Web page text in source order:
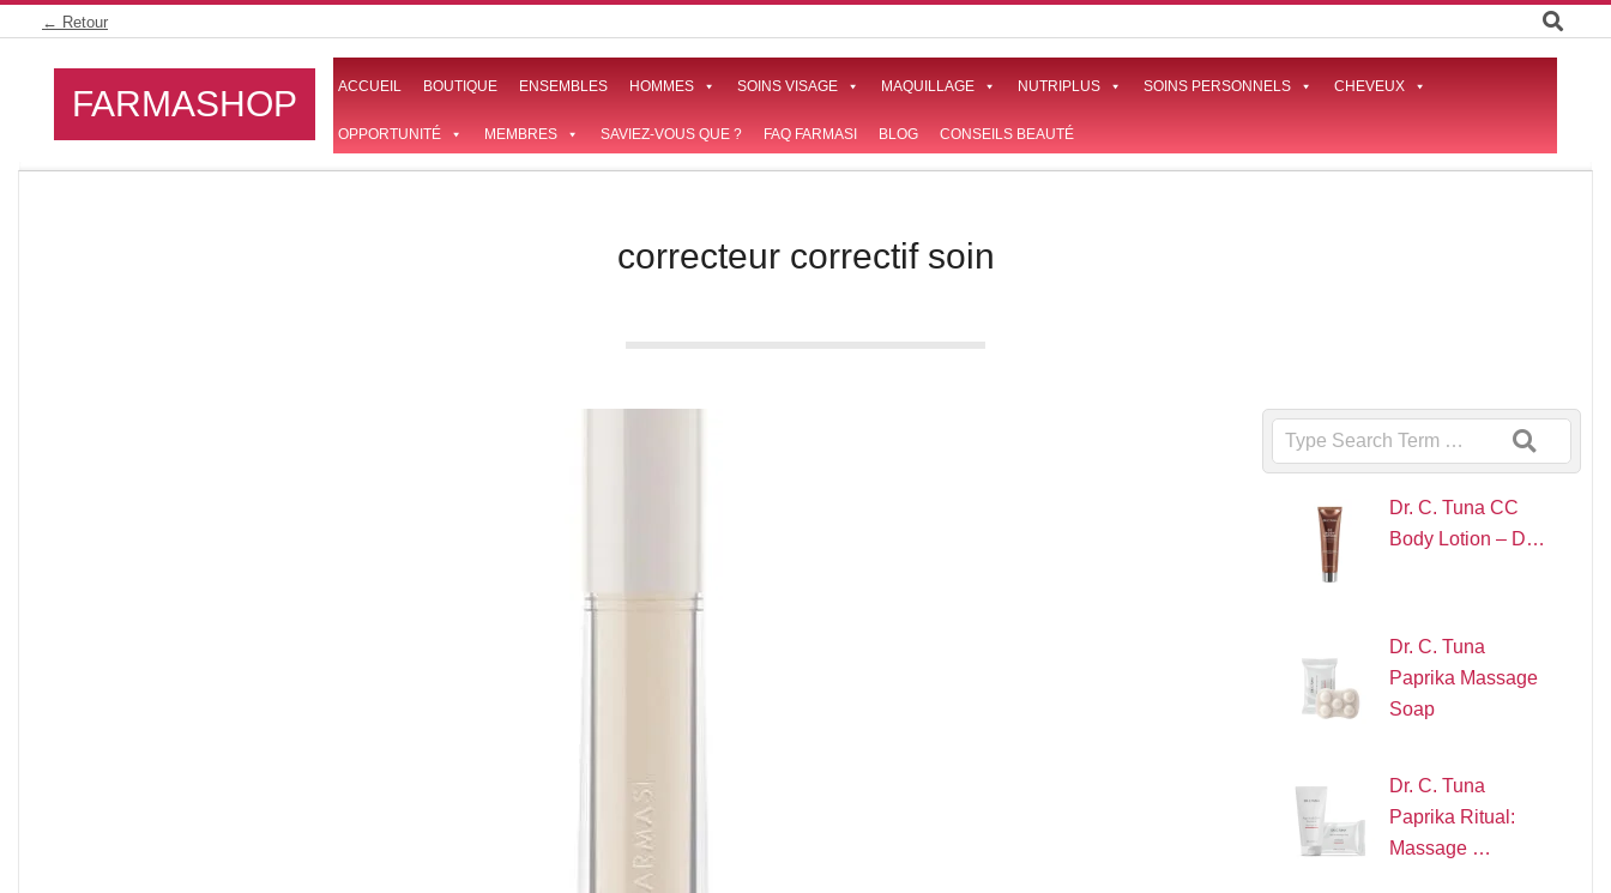
← Retour
FARMASHOP ACCUEIL BOUTIQUE ENSEMBLES HOMMES SOINS VISAGE MAQUILLAGE NUTRIPLUS SOINS PERSONNELS CHEVEUX
OPPORTUNITÉ MEMBRES SAVIEZ-VOUS QUE ? FAQ FARMASI BLOG CONSEILS BEAUTÉ
correcteur correctif soin
Search
Dr. C. Tuna CC
Body Lotion – D…
Dr. C. Tuna
Paprika Massage
Soap
Dr. C. Tuna
Paprika Ritual:
Massage …